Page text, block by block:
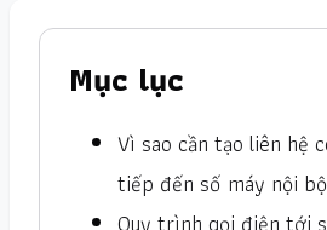
Mục lục
Vì sao cần tạo liên hệ
tiếp đến số máy nội